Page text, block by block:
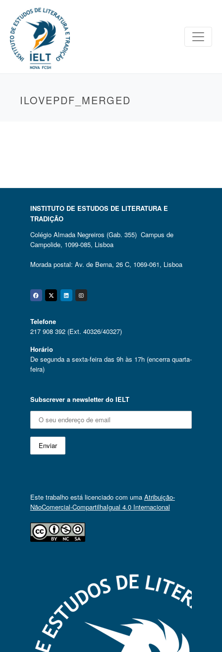
ILOVEPDF_MERGED
INSTITUTO DE ESTUDOS DE LITERATURA E
TRADIÇÃO
Colégio Almada Negreiros (Gab. 355) Campus de
Campolide, 1099-085, Lisboa
Morada postal: Av. de Berna, 26 C, 1069-061, Lisboa
Facebook
Twitter
Linkedin
Instagram
Telefone
217 908 392 (Ext. 40326/40327)
Horário
De segunda a sexta-feira das 9h às 17h (encerra quarta-
feira)
Subscrever a newsletter do IELT
Este trabalho está licenciado com uma Atribuição-
NãoComercial-CompartilhaIgual 4.0 Internacional